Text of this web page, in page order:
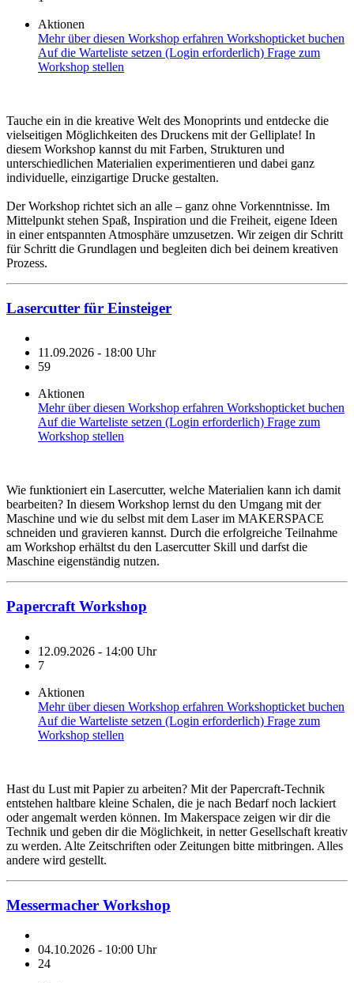
Aktionen
Mehr über diesen Workshop erfahren Workshopticket buchen
Auf die Warteliste setzen (Login erforderlich) Frage zum
Workshop stellen
Tauche ein in die kreative Welt des Monoprints und entdecke die
vielseitigen Möglichkeiten des Druckens mit der Gelliplate! In
diesem Workshop kannst du mit Farben, Strukturen und
unterschiedlichen Materialien experimentieren und dabei ganz
individuelle, einzigartige Drucke gestalten.
Der Workshop richtet sich an alle – ganz ohne Vorkenntnisse. Im
Mittelpunkt stehen Spaß, Inspiration und die Freiheit, eigene Ideen
in einer entspannten Atmosphäre umzusetzen. Wir zeigen dir Schritt
für Schritt die Grundlagen und begleiten dich bei deinem kreativen
Prozess.
Lasercutter für Einsteiger
11.09.2026 - 18:00 Uhr
59
Aktionen
Mehr über diesen Workshop erfahren Workshopticket buchen
Auf die Warteliste setzen (Login erforderlich) Frage zum
Workshop stellen
Wie funktioniert ein Lasercutter, welche Materialien kann ich damit
bearbeiten? In diesem Workshop lernst du den Umgang mit der
Maschine und wie du selbst mit dem Laser im MAKERSPACE
schneiden und gravieren kannst. Durch die erfolgreiche Teilnahme
am Workshop erhältst du den Lasercutter Skill und darfst die
Maschine eigenständig nutzen.
Papercraft Workshop
12.09.2026 - 14:00 Uhr
7
Aktionen
Mehr über diesen Workshop erfahren Workshopticket buchen
Auf die Warteliste setzen (Login erforderlich) Frage zum
Workshop stellen
Hast du Lust mit Papier zu arbeiten? Mit der Papercraft-Technik
entstehen haltbare kleine Schalen, die je nach Bedarf noch lackiert
oder angemalt werden können. Im Makerspace zeigen wir dir die
Technik und geben dir die Möglichkeit, in netter Gesellschaft kreativ
zu werden. Alte Zeitschriften oder Zeitungen bitte mitbringen. Alles
andere wird gestellt.
Messermacher Workshop
04.10.2026 - 10:00 Uhr
24